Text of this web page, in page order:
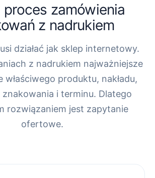
proces zamówienia
z nadrukiem
działać jak sklep internetowy.
z nadrukiem najważniejsze
właściwego produktu, nakładu,
i terminu. Dlatego
rozwiązaniem jest zapytanie
ofertowe.